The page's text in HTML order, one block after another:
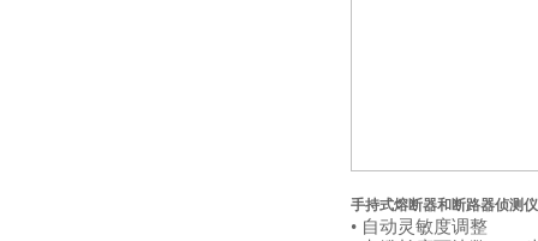
手持式熔断器和断路器侦测仪
• 自动灵敏度调整